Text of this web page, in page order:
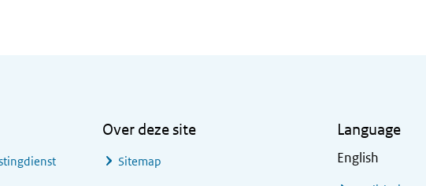
Over deze site
Sitemap
Language
English